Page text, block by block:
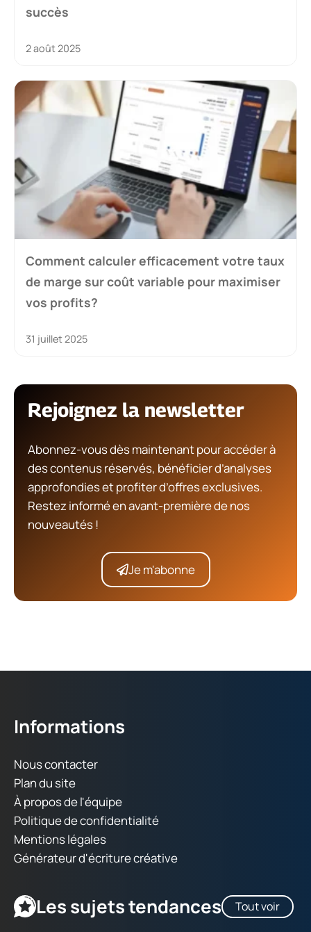
succès
2 août 2025
Comment calculer efficacement votre taux
de marge sur coût variable pour maximiser
vos profits?
31 juillet 2025
Rejoignez la newsletter
Abonnez-vous dès maintenant pour accéder à
des contenus réservés, bénéficier d’analyses
approfondies et profiter d’offres exclusives.
Restez informé en avant-première de nos
nouveautés !
Je m'abonne
Informations
Nous contacter
Plan du site
À propos de l'équipe
Politique de confidentialité
Mentions légales
Générateur d'écriture créative
Les sujets tendances Tout voir